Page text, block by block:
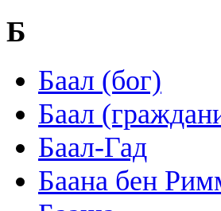
Б
Баал (бог)
Баал
Баал-Гад
Баана бен